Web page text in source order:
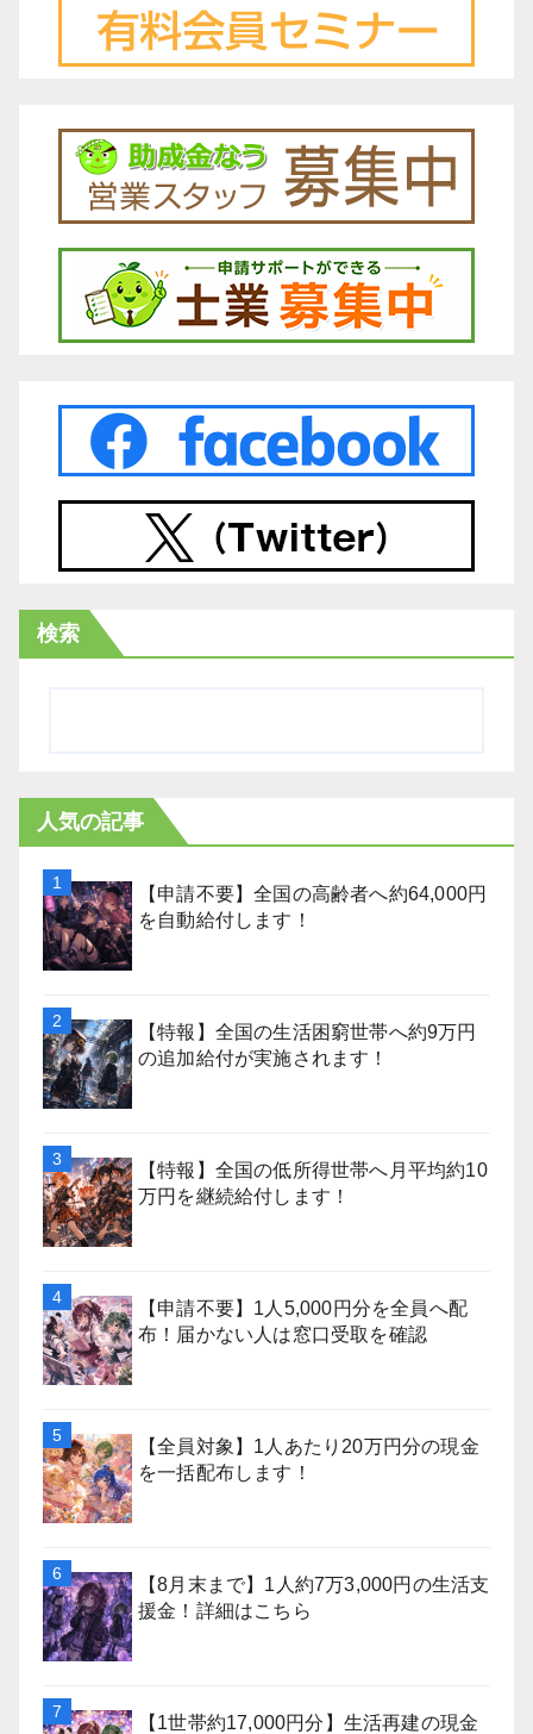
検索
人気の記事
【申請不要】全国の高齢者へ約64,000円
を自動給付します！
【特報】全国の生活困窮世帯へ約9万円
の追加給付が実施されます！
【特報】全国の低所得世帯へ月平均約10
万円を継続給付します！
【申請不要】1人5,000円分を全員へ配
布！届かない人は窓口受取を確認
【全員対象】1人あたり20万円分の現金
を一括配布します！
【8月末まで】1人約7万3,000円の生活支
援金！詳細はこちら
【1世帯約17,000円分】生活再建の現金